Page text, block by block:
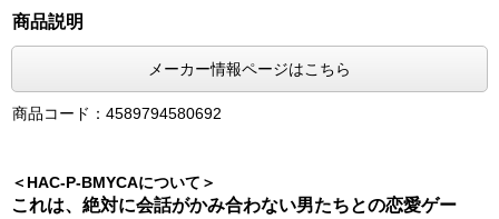
商品説明
メーカー情報ページはこちら
商品コード：4589794580692
＜HAC-P-BMYCAについて＞
これは、絶対に会話がかみ合わない男たちとの恋愛ゲー